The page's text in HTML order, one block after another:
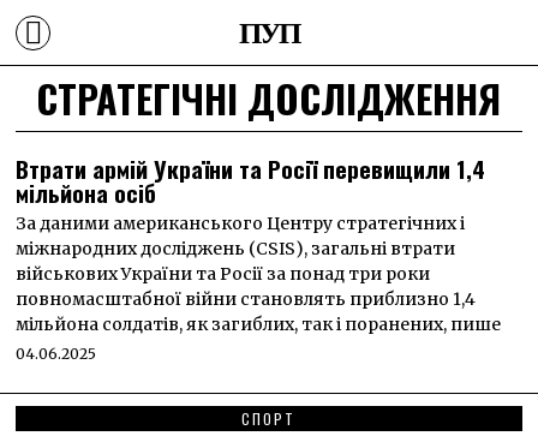
ПУП
СТРАТЕГІЧНІ ДОСЛІДЖЕННЯ
Втрати армій України та Росії перевищили 1,4
мільйона осіб
За даними американського Центру стратегічних і
міжнародних досліджень (CSIS), загальні втрати
військових України та Росії за понад три роки
повномасштабної війни становлять приблизно 1,4
мільйона солдатів, як загиблих, так і поранених, пише
04.06.2025
СПОРТ